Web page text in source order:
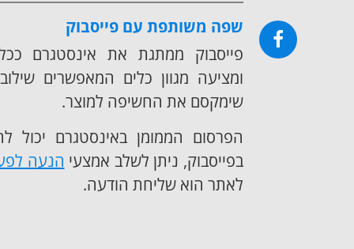
שפה משותפת עם פייסבוק
פייסבוק ממתגת את אינסטגרם
ומציעה מגוון כלים המאפשרים
שימקסם את החשיפה למוצר.
הפרסום הממומן באינסטגרם
בפייסבוק, ניתן לשלב אמצעי הנעה
לאתר הוא שליחת הודעה.